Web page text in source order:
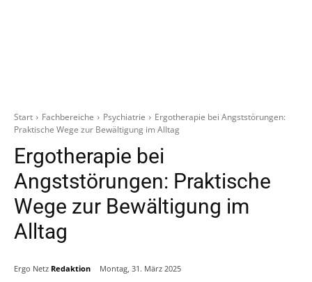
Start Fachbereiche Psychiatrie
Ergotherapie bei Angststörungen:
Praktische Wege zur Bewältigung im Alltag
Ergotherapie bei
Angststörungen: Praktische
Wege zur Bewältigung im
Alltag
Ergo Netz Redaktion Montag, 31. März 2025